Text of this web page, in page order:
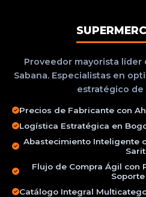
Proveedor mayorista líder
Sabana. Especialistas en
estratégico de
Precios de Fabricante con
Logística Estratégica en
Abastecimiento Inteligente
Flujo de Compra Ágil con
Soporte
Catálogo Integral